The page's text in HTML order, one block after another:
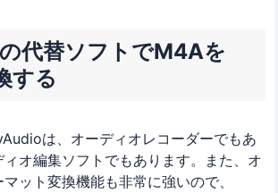
代替ソフトでM4Aを
する
は、オーディオレコーダーでもあ
ィオ編集ソフトでもあります。また、オ
ット変換機能も非常に強いので、